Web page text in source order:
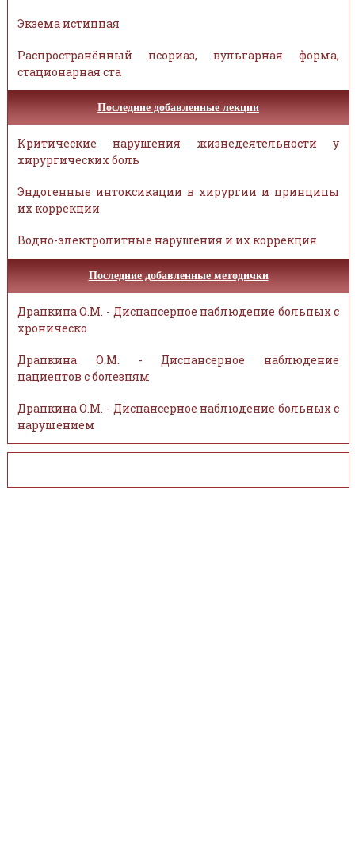
Экзема истинная
Распространённый псориаз, вульгарная форма,
стационарная ста
Последние добавленные лекции
Критические нарушения жизнедеятельности у
хирургических боль
Эндогенные интоксикации в хирургии и принципы
их коррекции
Водно-электролитные нарушения и их коррекция
Последние добавленные методички
Драпкина О.М. - Диспансерное наблюдение больных с
хроническо
Драпкина О.М. - Диспансерное наблюдение
пациентов с болезням
Драпкина О.М. - Диспансерное наблюдение больных с
нарушением